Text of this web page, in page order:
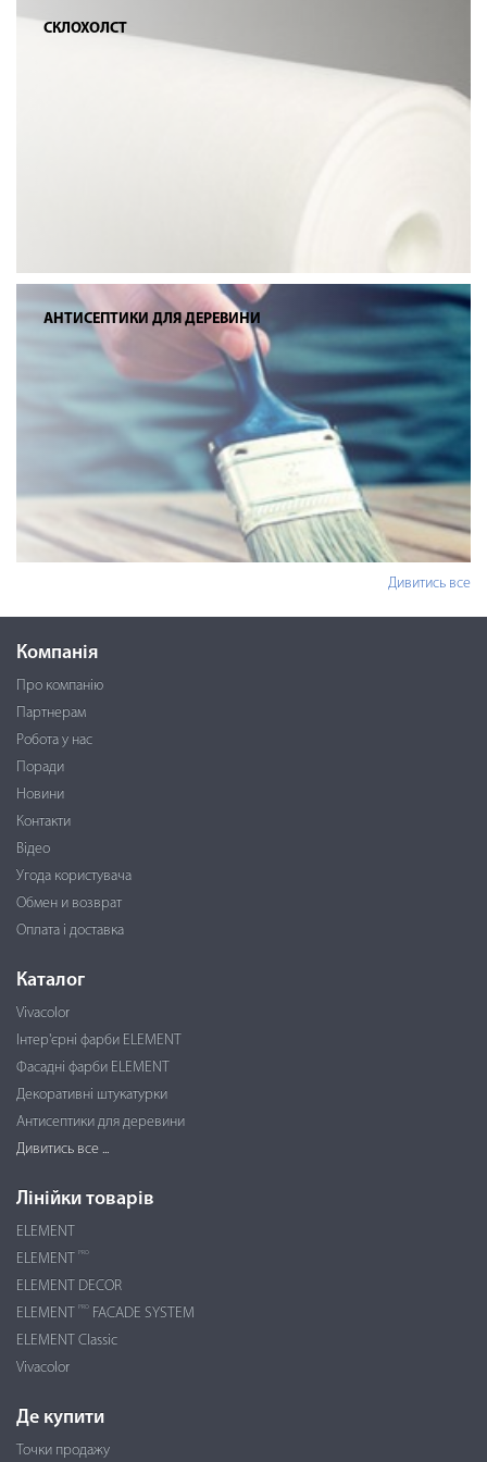
СКЛОХОЛСТ
АНТИСЕПТИКИ ДЛЯ ДЕРЕВИНИ
Дивитись все
Компанія
Про компанію
Партнерам
Робота у нас
Поради
Новини
Контакти
Відео
Угода користувача
Обмен и возврат
Оплата і доставка
Каталог
Vivacolor
Інтер'єрні фарби ELEMENT
Фасадні фарби ELEMENT
Декоративні штукатурки
Антисептики для деревини
Дивитись все ...
Лінійки товарів
ELEMENT
ELEMENT
PRO
ELEMENT DECOR
ELEMENT
PRO
FACADE SYSTEM
ELEMENT Classic
Vivacolor
Де купити
Точки продажу